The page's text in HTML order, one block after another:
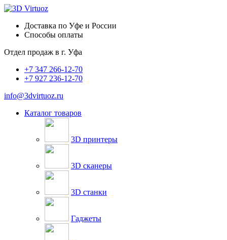
Доставка по Уфе и России
Способы оплаты
Отдел продаж в г. Уфа
+7 347 266-12-70
+7 927 236-12-70
info@3dvirtuoz.ru
Каталог товаров
3D принтеры
3D сканеры
3D станки
Гаджеты